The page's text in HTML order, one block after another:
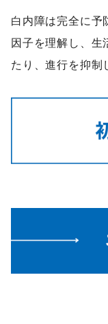
白内障は完全に予
因子を理解し、生
たり、進行を抑制